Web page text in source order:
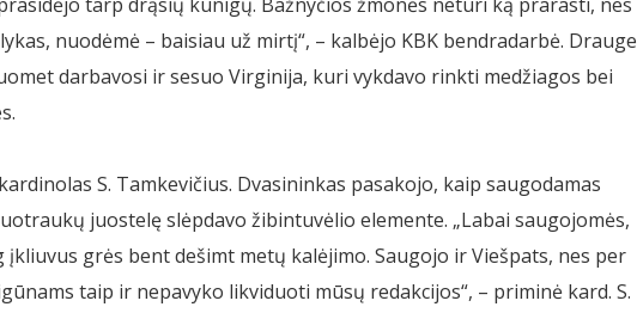
nuodėmė – baisiau už mirtį“, – kalbėjo KBK bendradarbė. Drauge
darbavosi ir sesuo Virginija, kuri vykdavo rinkti medžiagos bei
S. Tamkevičius. Dvasininkas pasakojo, kaip saugodamas
juostelę slėpdavo žibintuvėlio elemente. „Labai saugojomės,
grės bent dešimt metų kalėjimo. Saugojo ir Viešpats, nes per
taip ir nepavyko likviduoti mūsų redakcijos“, – priminė kard. S.